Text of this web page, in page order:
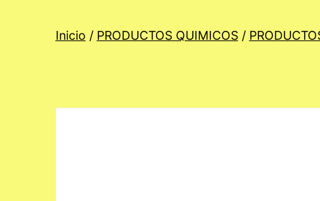
Inicio / PRODUCTOS QUIMICOS/